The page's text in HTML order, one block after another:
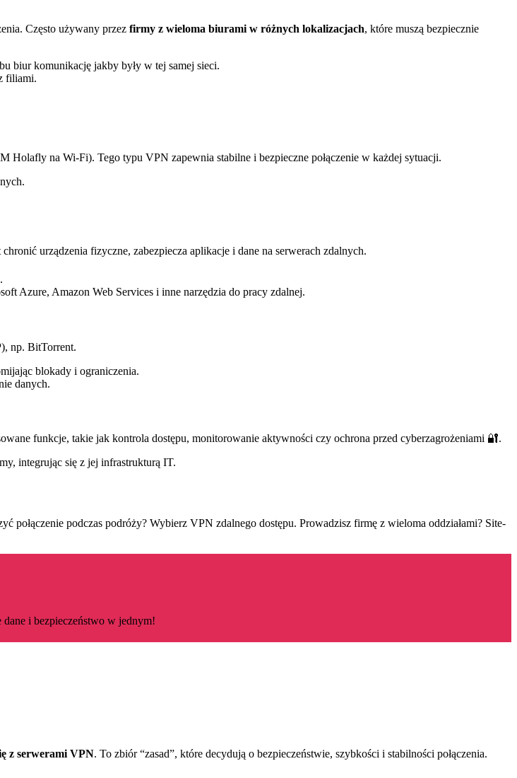
Często używany przez firmy z wieloma biurami w różnych lokalizacjach, które muszą bezpiecznie
biur komunikację jakby były w tej samej sieci.
filiami.
Holafly na Wi-Fi). Tego typu VPN zapewnia stabilne i bezpieczne połączenie w każdej sytuacji.
urządzenia fizyczne, zabezpiecza aplikacje i dane na serwerach zdalnych.
Azure, Amazon Web Services i inne narzędzia do pracy zdalnej.
np. BitTorrent.
blokady i ograniczenia.
danych.
funkcje, takie jak kontrola dostępu, monitorowanie aktywności czy ochrona przed cyberzagrożeniami 🔐.
integrując się z jej infrastrukturą IT.
podczas podróży? Wybierz VPN zdalnego dostępu. Prowadzisz firmę z wieloma oddziałami? Site-
i bezpieczeństwo w jednym!
z serwerami VPN. To zbiór “zasad”, które decydują o bezpieczeństwie, szybkości i stabilności połączenia.